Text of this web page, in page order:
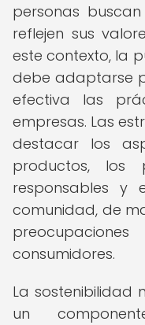
personas
reflejen sus
este contexto, la
debe adaptarse
efectiva las
empresas. Las
destacar los
productos, los
responsables y
comunidad, de
consumidores.
La sostenibilidad
un